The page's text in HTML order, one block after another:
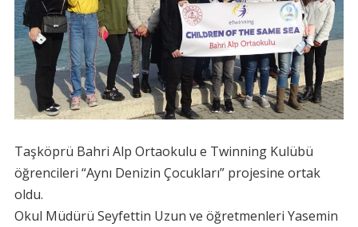
Taşköprü Bahri Alp Ortaokulu e Twinning Kulübü
öğrencileri “Aynı Denizin Çocukları” projesine ortak
oldu.
Okul Müdürü Seyfettin Uzun ve öğretmenleri Yasemin